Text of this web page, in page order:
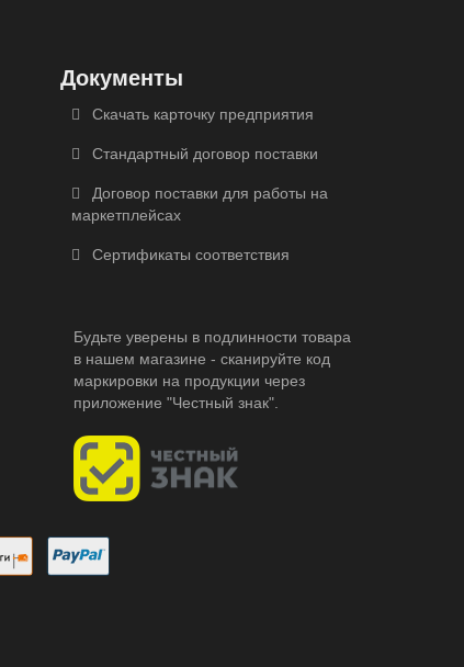
Документы
Скачать карточку предприятия
Стандартный договор поставки
Договор поставки для работы на
маркетплейсах
Сертификаты соответствия
Будьте уверены в подлинности товара
в нашем магазине - сканируйте код
маркировки на продукции через
приложение "Честный знак".